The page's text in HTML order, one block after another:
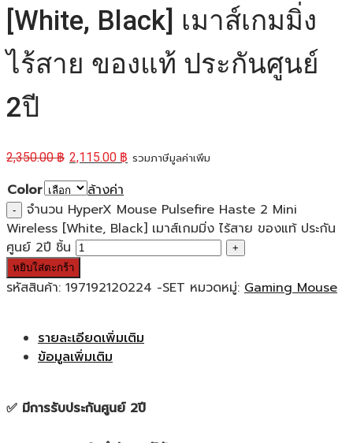
[White, Black] เมาส์เกมมิ่ง
ไร้สาย ของแท้ ประกันศูนย์
2ปี
2,350.00฿ 2,115.00 ฿ รวมภาษีมูลค่าเพิ่ม
Color
ล้างค่า
จำนวน HyperX Mouse Pulsefire Haste 2 Mini
Wireless [White, Black] เมาส์เกมมิ่ง ไร้สาย ของแท้ ประกัน
ศูนย์ 2ปี ชิ้น
หยิบใส่ตะกร้า
รหัสสินค้า: 197192120224 -SET หมวดหมู่: Gaming Mouse
รายละเอียดเพิ่มเติม
ข้อมูลเพิ่มเติม
✅ มีการรับประกันศูนย์ 2ปี